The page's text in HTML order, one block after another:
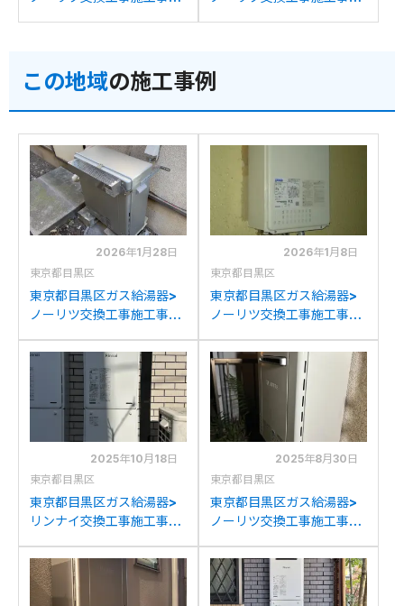
換
この地域の施工事例
2026年1月28日
東京都目黒区
東京都目黒区ガス給湯器>
ノーリツ交換工事施工事
2028AW-1からノーリツ
GT-C2072AR BLへの交換
2026年1月8日
東京都目黒区
東京都目黒区ガス給湯器>
ノーリツ交換工事施工事
からノーリツGQ-
2439WS-1への交換
2025年10月18日
東京都目黒区
東京都目黒区ガス給湯器>
リンナイ交換工事施工事
V2016WGYからリンナイ
RUX-A2016W(A)への交
2025年8月30日
東京都目黒区
東京都目黒区ガス給湯器>
ノーリツ交換工事施工事
らノーリツGT-2070SAW
BLへの交換